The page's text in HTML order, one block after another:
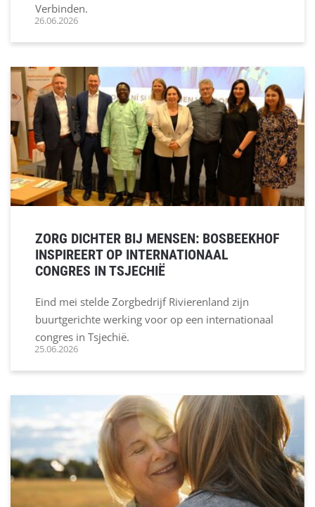
Verbinden.
26.06.2026
ZORG DICHTER BIJ MENSEN: BOSBEEKHOF
INSPIREERT OP INTERNATIONAAL
CONGRES IN TSJECHIË
Eind mei stelde Zorgbedrijf Rivierenland zijn
buurtgerichte werking voor op een internationaal
congres in Tsjechië.
25.06.2026